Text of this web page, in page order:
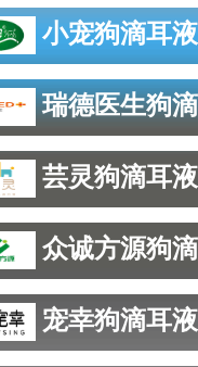
小宠狗滴耳液
瑞德医生狗
芸灵狗滴耳液
众诚方源狗
宠幸狗滴耳液